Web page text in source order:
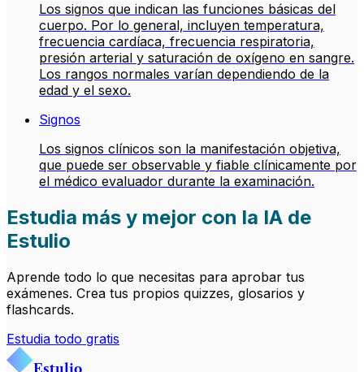
Los signos que indican las funciones básicas del
cuerpo. Por lo general, incluyen temperatura,
frecuencia cardíaca, frecuencia respiratoria,
presión arterial y saturación de oxígeno en sangre.
Los rangos normales varían dependiendo de la
edad y el sexo.
Signos
Los signos clínicos son la manifestación objetiva,
que puede ser observable y fiable clínicamente por
el médico evaluador durante la examinación.
Estudia más y mejor con la IA de
Estulio
Aprende todo lo que necesitas para aprobar tus
exámenes. Crea tus propios quizzes, glosarios y
flashcards.
Estudia todo gratis
Estulio